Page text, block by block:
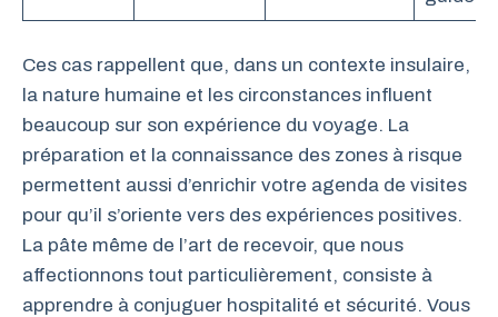
Ces cas rappellent que, dans un contexte insulaire,
la nature humaine et les circonstances influent
beaucoup sur son expérience du voyage. La
préparation et la connaissance des zones à risque
permettent aussi d’enrichir votre agenda de visites
pour qu’il s’oriente vers des expériences positives.
La pâte même de l’art de recevoir, que nous
affectionnons tout particulièrement, consiste à
apprendre à conjuguer hospitalité et sécurité. Vous